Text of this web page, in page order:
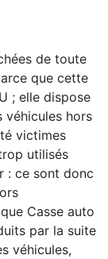
de toute
que cette
; elle dispose
véhicules hors
victimes
utilisés
: ce sont donc
Casse auto
par la suite
véhicules,